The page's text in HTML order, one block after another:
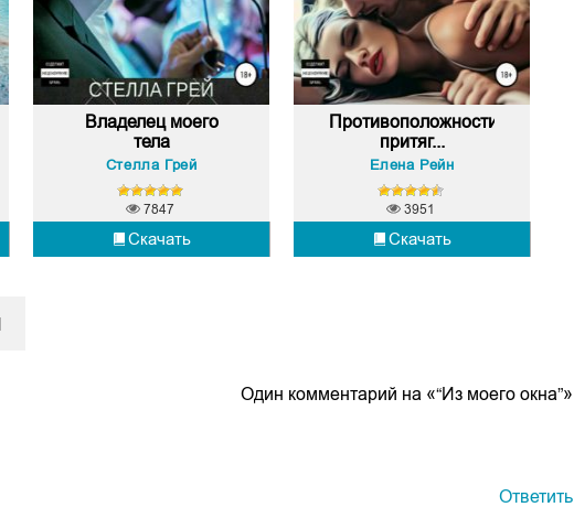
Владелец моего
тела
Стелла Грей
Скачать
7847
Противоположности
притяг...
Елена Рейн
Скачать
3951
Один комментарий на «“Из моего окна”»
Ответить